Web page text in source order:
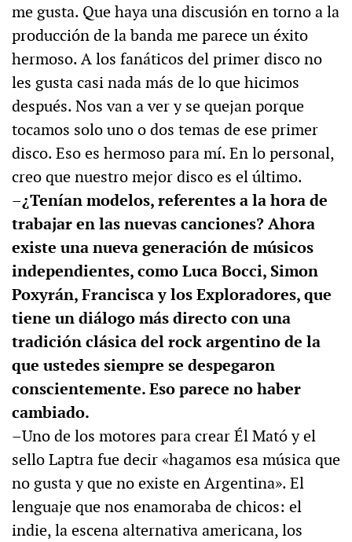
me gusta. Que haya una discusión en torno a la
producción de la banda me parece un éxito
hermoso. A los fanáticos del primer disco no
les gusta casi nada más de lo que hicimos
después. Nos van a ver y se quejan porque
tocamos solo uno o dos temas de ese primer
disco. Eso es hermoso para mí. En lo personal,
creo que nuestro mejor disco es el último.
–¿Tenían modelos, referentes a la hora de
trabajar en las nuevas canciones? Ahora
existe una nueva generación de músicos
independientes, como Luca Bocci, Simon
Poxyrán, Francisca y los Exploradores, que
tiene un diálogo más directo con una
tradición clásica del rock argentino de la
que ustedes siempre se despegaron
conscientemente. Eso parece no haber
cambiado.
–Uno de los motores para crear Él Mató y el
sello Laptra fue decir «hagamos esa música que
no gusta y que no existe en Argentina». El
lenguaje que nos enamoraba de chicos: el
indie, la escena alternativa americana, los